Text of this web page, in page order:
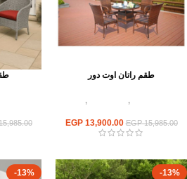
طقم راتان اوت دور
أثاث اوت دور, أطقم راتان,
EGP15,985.00
EGP13,900.00
أثاث
-13%
-13%